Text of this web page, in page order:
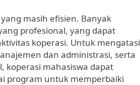
masih efisien. Banyak
profesional, yang dapat
koperasi. Untuk mengatasi
dan administrasi, serta
koperasi mahasiswa dapat
program untuk memperbaiki